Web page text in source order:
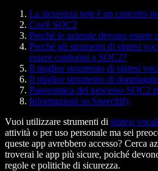
La sicurezza non è un concetto
Cos'è SOC2
Perché le aziende devono
Perché gli strumenti di sintesi
essere conformi a SOC2?
Il miglior strumento di sintesi
Il miglior strumento di
Panoramica del processo SOC2
Informazioni su Speechify
Vuoi utilizzare strumenti di sintesi
attività o per uso personale ma sei
queste app avrebbero accesso? Cerca
troverai le app più sicure, poiché
regole e politiche di sicurezza.